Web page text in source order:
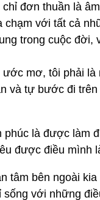
chỉ đơn thuần là
chạm với tất cả
trong cuộc đời,
ước mơ, tôi phải là
và tự bước đi
phúc là được làm
được điều mình
tâm bên ngoài
sống với những